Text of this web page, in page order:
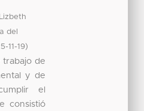
del
11-19)
trabajo de
y de
el
consistió